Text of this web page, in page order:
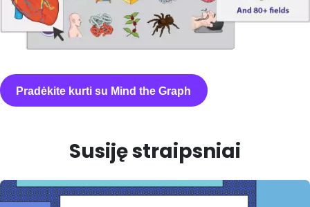
Pradėkite kurti su Mind the Graph
Susiję straipsniai